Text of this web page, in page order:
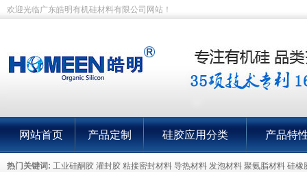
欢迎光临广东皓明有机硅材料有限公司网站！
网站首页 产品定制 硅胶应用分类 产品特
热门关键词: 工业硅酮胶 灌封胶 粘接密封材料 导热材料 发泡材料 聚氨脂材料 硅橡